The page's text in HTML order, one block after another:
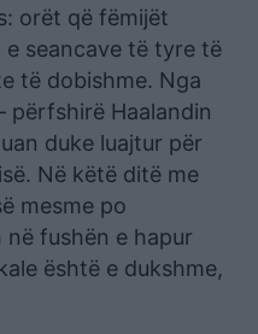
orët që fëmijët
seancave të tyre të
të dobishme. Nga
përfshirë Haalandin
duke luajtur për
Në këtë ditë me
mesme po
fushën e hapur
është e dukshme,